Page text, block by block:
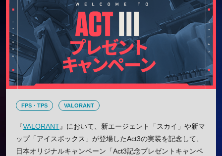
FPS・TPS VALORANT
『VALORANT』において、新エージェント「スカイ」や新マ
ップ「アイスボックス」が登場したAct3の実装を記念して、
日本オリジナルキャンペーン「Act3記念プレゼントキャンペ